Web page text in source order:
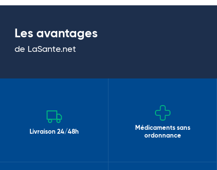
Les avantages
de LaSante.net
Livraison 24/48h
Médicaments sans
ordonnance